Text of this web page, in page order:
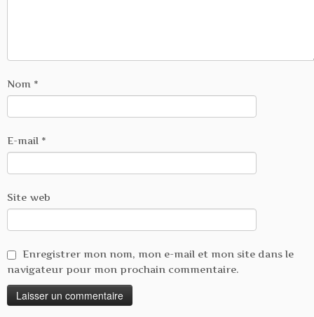
Nom *
E-mail *
Site web
Enregistrer mon nom, mon e-mail et mon site dans le
navigateur pour mon prochain commentaire.